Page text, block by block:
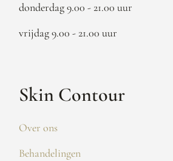
donderdag 9.00 - 21.00 uur
vrijdag 9.00 - 21.00 uur
Skin Contour
Over ons
Behandelingen